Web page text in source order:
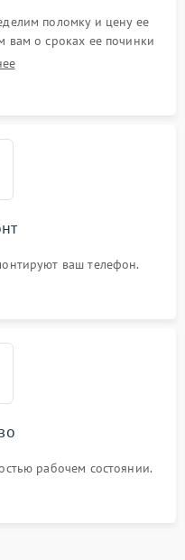
поломку и цену ее
вам о сроках ее починки
ваш телефон.
рабочем состоянии.